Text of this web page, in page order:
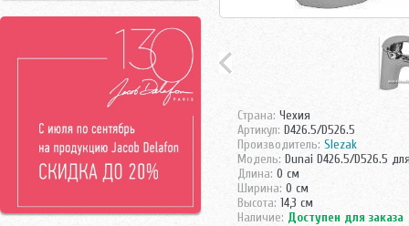
Страна: Чехия
Артикул: D426.5/D526.5
Производитель: Slezak
Модель: Dunai D426.5/D526.5
Длина: 0 см
Ширина: 0 см
Высота: 14,3 см
Наличие: Доступен для заказа